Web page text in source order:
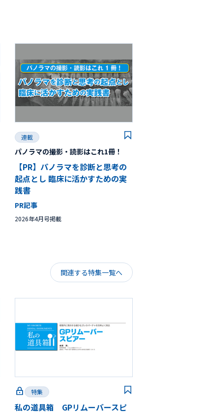
連載
パノラマの撮影・読影はこれ1冊！
【PR】パノラマを診断と思考の
起点とし 臨床に活かすための実
践書
PR記事
2026年4月号掲載
関連する特集一覧へ
特集
私の道具箱 GPリムーバースピ